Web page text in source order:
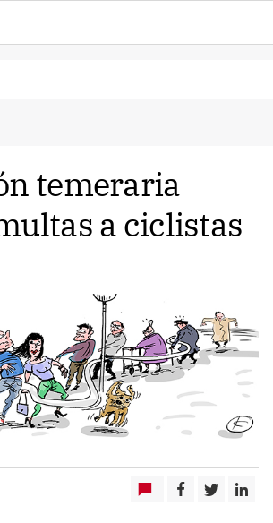
temeraria
a ciclistas